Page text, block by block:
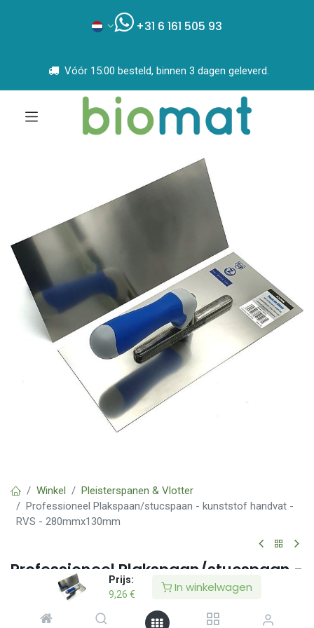
Prijs:
9,26 € In winkelwagen
+31 6 161 505 93
Vóór 15:00 besteld, binnen 3 dagen geleverd.
Winkel
Pleisterspanen & Vlotter
Professioneel Plakspaan/stucspaan - kunststof handvat -
RVS - 280mmx130mm
Professioneel Plakspaan/stucspaan -
kunststof handvat - RVS -
280mmx130mm